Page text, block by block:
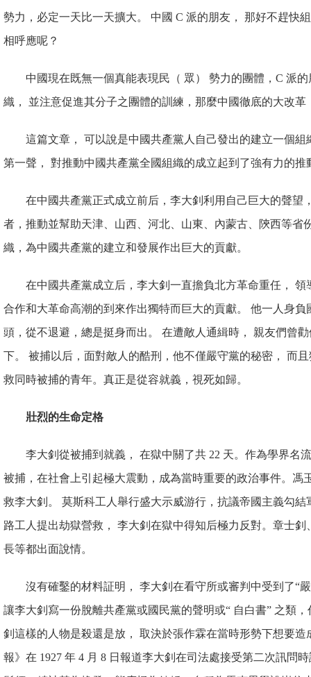
勢力，必定一天比一天擴大。 中國 C 派的朋友， 那好不趕快
相呼應呢？
中國現在既無一個真能表現 民（ 眾） 勢力的團體，C 派
織， 並注意促進其分子之團體的訓練，那麼中國徹底的大改革
這篇文章， 可以說是中國共產黨人自己發出的建立一個組
第一聲， 對推動中國共產黨全國組織的成立起到了強有力的推
在中國共產黨正式成立前后，李大釗利用自己巨大的聲望
者，推動並幫助天津、山西、河北、 山東、內蒙古、陝西等省
織，為中國共產黨的建立和發展作出巨大的貢獻。
在中國共產黨成立后，李大釗 一直擔負北方革命重任，
合作和大革命高潮的到來作出獨特而巨大的貢獻。 他一人身
頭，從不退避，總是挺身而出。 在遭敵人通緝時， 親友們曾
下。 被捕以后，面對敵人的酷刑，他不僅嚴守黨的秘密， 而
救同時被捕的青年。真正是從容就義，視死如歸。
壯烈的生命定格
李大釗從被捕到就義， 在獄中關了共 22 天。作為學界名
被捕，在社會上引起極大震動，成為當時重要的政治事件。馮
救李大釗。 莫斯科工人舉行盛大示威游行，抗議帝國主義勾
路工人提出劫獄營救， 李大釗在獄中得知后極力反對。章士
長等都出面說情。
沒有確鑿的材料証明， 李大釗在看守所或審判中受到了“嚴
讓李大釗寫一份脫離共產黨或國民黨的聲明或“ 自白書” 之類，
釗這樣的人物是殺還是放， 取決於張作霖在當時形勢下想要
報》在 1927 年 4 月 8 日報道李大釗在司法處接受第二次訊問時